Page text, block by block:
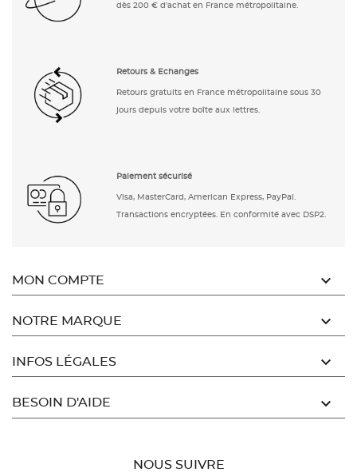
dès 200 € d'achat en France métropolitaine.
Retours & Echanges
Retours gratuits en France métropolitaine sous 30
jours depuis votre boîte aux lettres.
Paiement sécurisé
Visa, MasterCard, American Express, PayPal.
Transactions encryptées. En conformité avec DSP2.
MON COMPTE 
NOTRE MARQUE 
INFOS LÉGALES 
BESOIN D'AIDE 
NOUS SUIVRE